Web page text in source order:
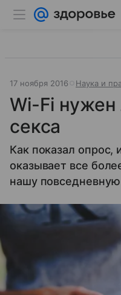
17 ноября 2016 Наука и
Wi-Fi
секса
Как показал опрос,
оказывает все
нашу